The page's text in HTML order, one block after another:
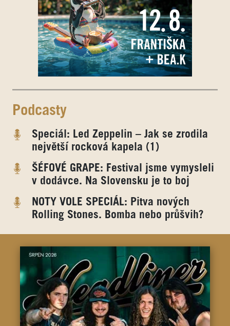
Podcasty
Speciál: Led Zeppelin – Jak se zrodila
největší rocková kapela (1)
ŠÉFOVÉ GRAPE: Festival jsme vymysleli
v dodávce. Na Slovensku je to boj
NOTY VOLE SPECIÁL: Pitva nových
Rolling Stones. Bomba nebo průšvih?